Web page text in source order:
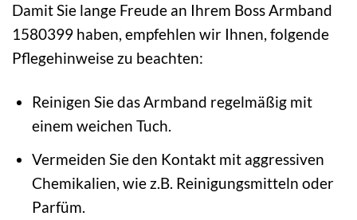
Damit Sie lange Freude an Ihrem Boss Armband
1580399 haben, empfehlen wir Ihnen, folgende
Pflegehinweise zu beachten:
Reinigen Sie das Armband regelmäßig mit
einem weichen Tuch.
Vermeiden Sie den Kontakt mit aggressiven
Chemikalien, wie z.B. Reinigungsmitteln oder
Parfüm.